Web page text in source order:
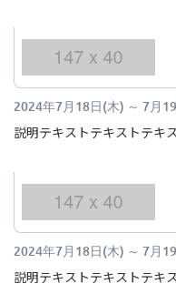
2024年7月18日(木) ～ 7月
説明テキストテキストテキ
2024年7月18日(木) ～ 7月
説明テキストテキストテキ